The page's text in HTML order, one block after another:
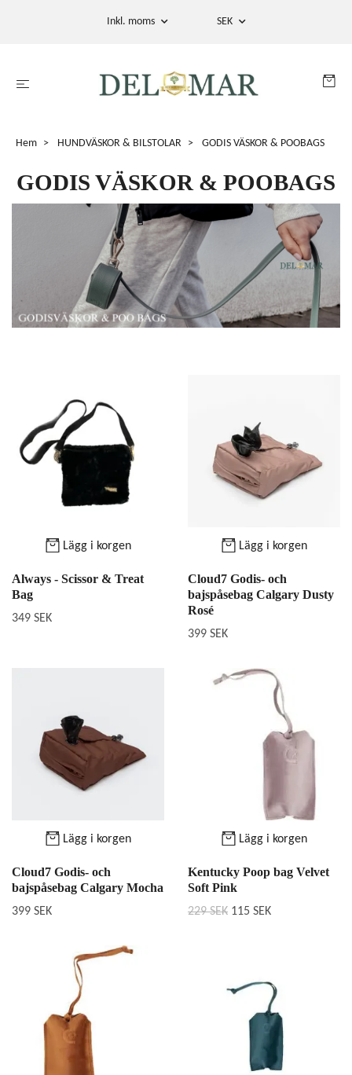
Inkl. moms SEK
Hem HUNDVÄSKOR & BILSTOLAR GODIS VÄSKOR & POOBAGS
GODIS VÄSKOR & POOBAGS
Lägg i korgen
Always - Scissor & Treat
Bag
349 SEK
Lägg i korgen
Cloud7 Godis- och
bajspåsebag Calgary Dusty
Rosé
399 SEK
Lägg i korgen
Cloud7 Godis- och
bajspåsebag Calgary Mocha
399 SEK
Lägg i korgen
Kentucky Poop bag Velvet
Soft Pink
229 SEK 115 SEK